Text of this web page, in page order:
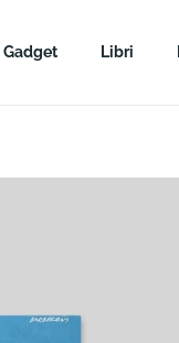
Gadget Libri